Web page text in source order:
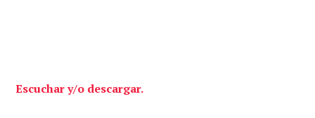
Escuchar y/o descargar.